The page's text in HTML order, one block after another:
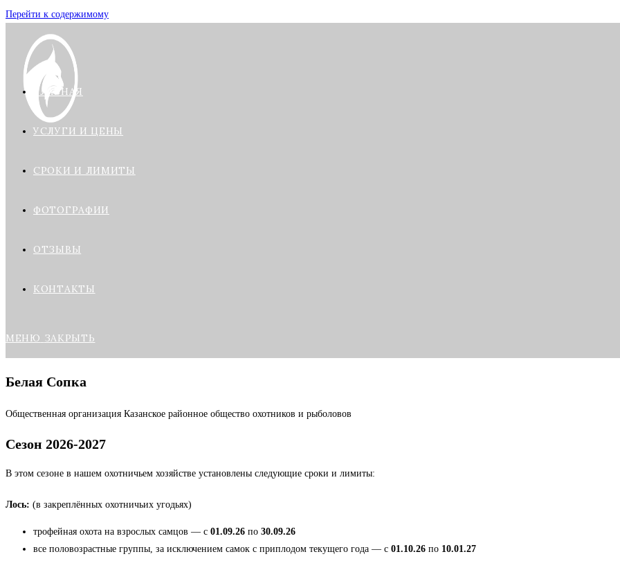
Перейти к содержимому
ГЛАВНАЯ
УСЛУГИ И ЦЕНЫ
СРОКИ И ЛИМИТЫ
ФОТОГРАФИИ
ОТЗЫВЫ
КОНТАКТЫ
МЕНЮ ЗАКРЫТЬ
Белая Сопка
Общественная организация Казанское районное общество охотников и рыболовов
Сезон 2026-2027
В этом сезоне в нашем охотничьем хозяйстве установлены следующие сроки и лимиты:
Лось: (в закреплённых охотничьих угодьях)
трофейная охота на взрослых самцов — с 01.09.26 по 30.09.26
все половозрастные группы, за исключением самок с приплодом текущего года — с 01.10.26 по 10.01.27